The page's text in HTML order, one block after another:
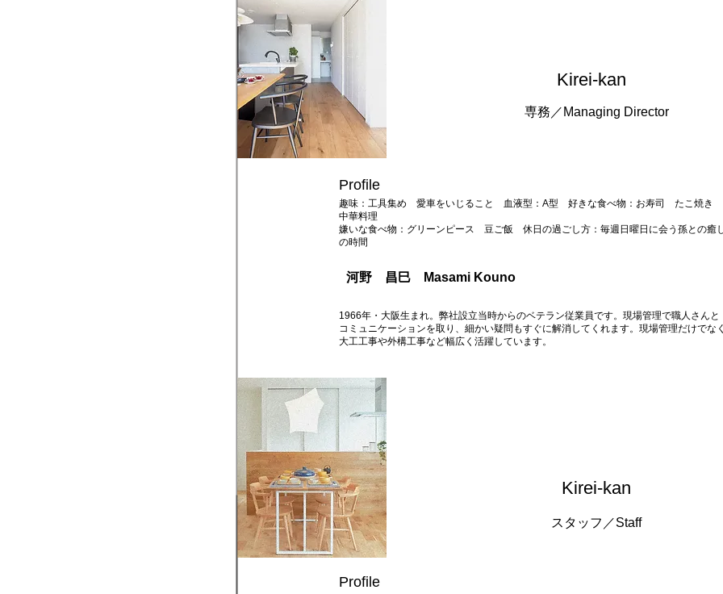
​Kirei-kan
​専務／Managing Director
Profile
趣味：工具集め 愛車をいじること 血液型：A型​ 好きな食べ物：お寿司 たこ焼き
中華料理​
嫌いな食べ物：グリーンピース 豆ご飯​ 休日の過ごし方：​毎週日曜日に会う孫との癒
の時間
​河野 昌巳 Masami Kouno
1966年・大阪生まれ。弊社設立当時からのベテラン従業員です。現場管理で職人さんと
コミュニケーションを取り、細かい疑問もすぐに解消してくれます。現場管理だけでな
大工工事や外構工事など幅広く​活躍しています。
​Kirei-kan
​スタッフ／Staff
Profile